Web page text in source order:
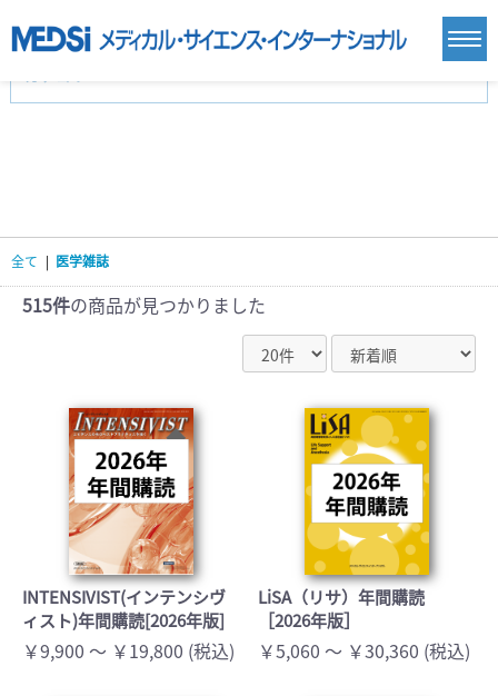
臨床医学:一般(359)
基礎医学(93)
看護学(21)
医療技術(16)
栄養学(0)
薬学(7)
医学一般(91) マルチメディア(0)
全て | 医学雑誌
515件の商品が見つかりました
INTENSIVIST(インテンシヴ
ィスト)年間購読[2026年版]
￥9,900 ～ ￥19,800 (税込)
LiSA（リサ）年間購読
［2026年版］
￥5,060 ～ ￥30,360 (税込)